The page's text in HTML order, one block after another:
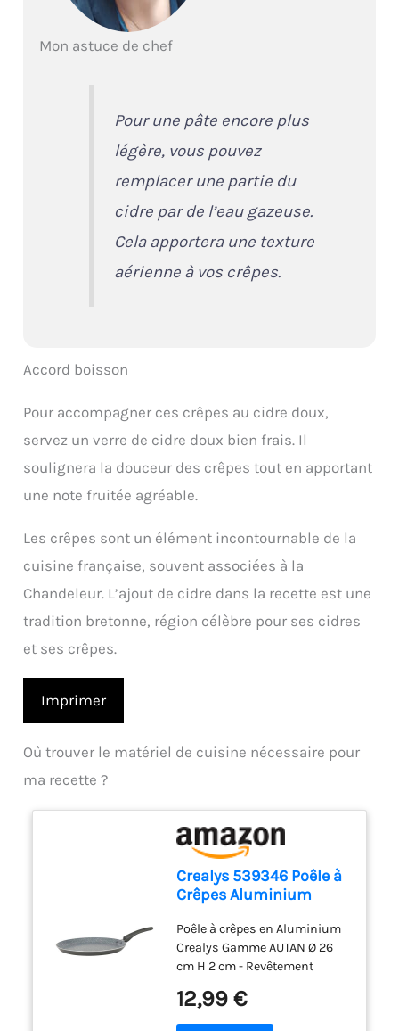
Mon astuce de chef
Pour une pâte encore plus
légère, vous pouvez
remplacer une partie du
cidre par de l’eau gazeuse.
Cela apportera une texture
aérienne à vos crêpes.
Accord boisson
Pour accompagner ces crêpes au cidre doux,
servez un verre de cidre doux bien frais. Il
soulignera la douceur des crêpes tout en apportant
une note fruitée agréable.
Les crêpes sont un élément incontournable de la
cuisine française, souvent associées à la
Chandeleur. L’ajout de cidre dans la recette est une
tradition bretonne, région célèbre pour ses cidres
et ses crêpes.
Imprimer
Où trouver le matériel de cuisine nécessaire pour
ma recette ?
Crealys 539346 Poêle à
Crêpes Aluminium
Revêtement
Antiadhésif Sain en
Céramique effet pierre -
Crêpière Coloris Gris -
Manche
thermorésistant
Poêle à crêpes en Aluminium
Crealys Gamme AUTAN Ø 26
cm H 2 cm - Revêtement
Céramique effet pierre -
Coloris Gris Clair Cette
12,99 €